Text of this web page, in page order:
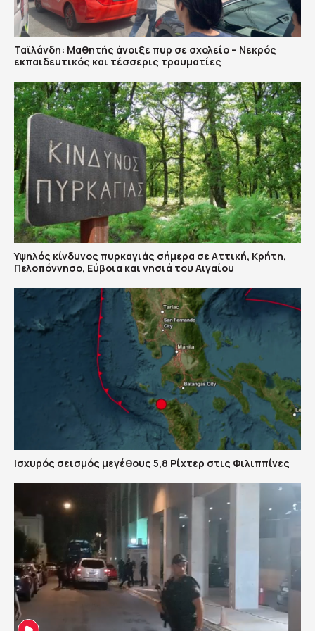
Ταϊλάνδη: Μαθητής άνοιξε πυρ σε σχολείο – Νεκρός
εκπαιδευτικός και τέσσερις τραυματίες
Υψηλός κίνδυνος πυρκαγιάς σήμερα σε Αττική, Κρήτη,
Πελοπόννησο, Εύβοια και νησιά του Αιγαίου
Ισχυρός σεισμός μεγέθους 5,8 Ρίχτερ στις Φιλιππίνες